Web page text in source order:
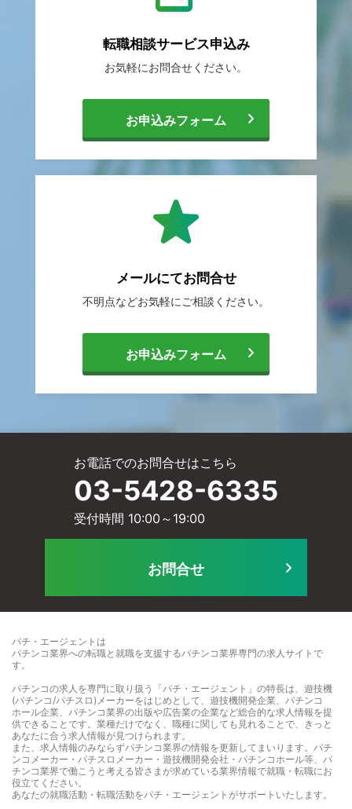
転職相談サービス申込み
お気軽にお問合せください。
相
談
サ
ー
]
お申込みフォーム
メールにてお問合せ
不明点などお気軽に ご相談ください。
ー
ル
]
お申込みフォーム
お電話でのお問合せはこちら
03-5428-6335
受付時間 10:00～19:00
お問合せ
パチ・エージェントは
パチンコ業界への転職と就職を支援するパチンコ業界専門の求人サイト で
す。
パチンコの求人を専門に取り扱う「パチ・エージェント」の特長は、遊技機
(パチンコ/パチスロ)メーカーをはじめとして、遊技機開発企業、パチンコ
ホール企業、パチンコ業界の出版や広告業の企業など総合的な求人情報を提
供できることです。業種だけでなく、職種に関しても見れることで、きっと
あなたに合う求人情報が見つけられます。
また、求人情報のみならずパチンコ業界の情報を更新してまいります。パチ
ンコメーカー・パチスロメーカー・遊技機開発会社・パチンコホール等、パ
チンコ業界で働こうと考える皆さまが求めている業界情報で就職・転職にお
役立てください。
あなたの就職活動・転職活動をパチ・エージェントがサポートいたします。